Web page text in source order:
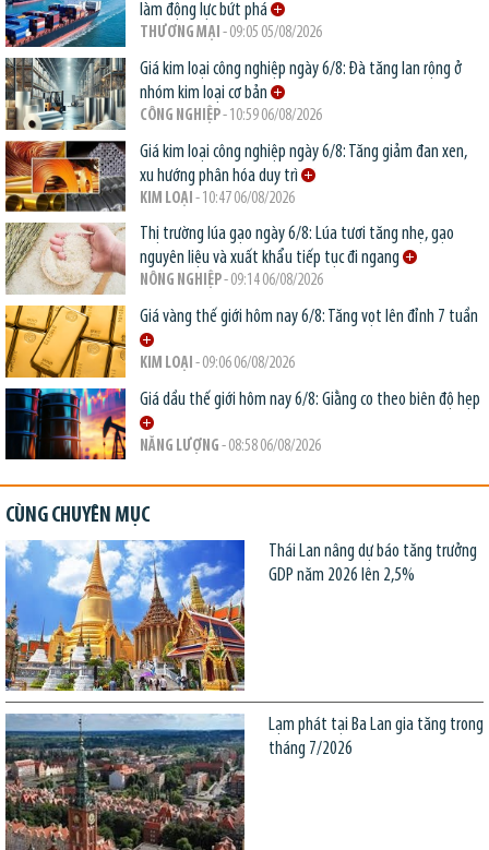
làm động lực bứt phá
THƯƠNG MẠI - 09:05 05/08/2026
Giá kim loại công nghiệp ngày 6/8: Đà tăng lan rộng ở
nhóm kim loại cơ bản
CÔNG NGHIỆP- 10:59 06/08/2026
Giá kim loại công nghiệp ngày 6/8: Tăng giảm đan xen,
xu hướng phân hóa duy trì
KIM LOẠI - 10:47 06/08/2026
Thị trường lúa gạo ngày 6/8: Lúa tươi tăng nhẹ, gạo
nguyên liệu và xuất khẩu tiếp tục đi ngang
NÔNG NGHIỆP- 09:14 06/08/2026
Giá vàng thế giới hôm nay 6/8: Tăng vọt lên đỉnh 7 tuần
KIM LOẠI - 09:06 06/08/2026
Giá dầu thế giới hôm nay 6/8: Giằng co theo biên độ hẹp
NĂNG LƯỢNG - 08:58 06/08/2026
CÙNG CHUYÊN MỤC
Thái Lan nâng dự báo tăng trưởng
GDP năm 2026 lên 2,5%
Lạm phát tại Ba Lan gia tăng trong
tháng 7/2026